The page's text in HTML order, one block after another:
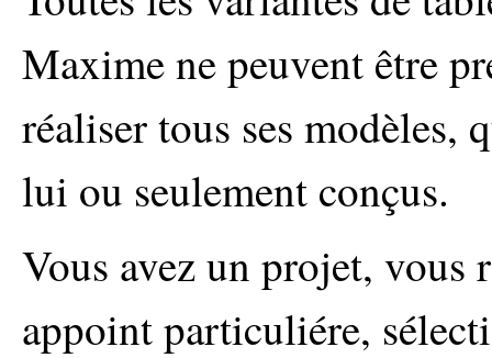
Maxime ne peuvent être
réaliser tous ses modèles,
lui ou seulement conçus.
Vous avez un projet, vous
appoint particuliére,